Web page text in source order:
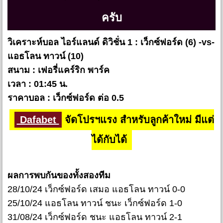
ครับ
วิเคราะห์บอล ไอร์แลนด์ ดิวิชั่น 1 : เว็กซ์ฟอร์ด (6) -vs-
แอธโลน ทาวน์ (10)
สนาม : เฟอรี่แคร์ริก พาร์ค
เวลา : 01:45 น.
ราคาบอล : เว็กซ์ฟอร์ด ต่อ 0.5
Dafabet
จัดโปรฯแรง สำหรับลูกค้าใหม่ มีแต่
ได้กับได้
ผลการพบกันของทั้งสองทีม
28/10/24 เว็กซ์ฟอร์ด เสมอ แอธโลน ทาวน์ 0-0
25/10/24 แอธโลน ทาวน์ ชนะ เว็กซ์ฟอร์ด 1-0
31/08/24 เว็กซ์ฟอร์ด ชนะ แอธโลน ทาวน์ 2-1